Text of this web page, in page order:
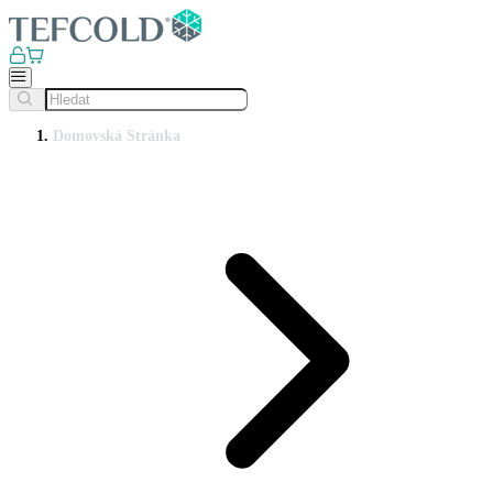
Domovská Stránka